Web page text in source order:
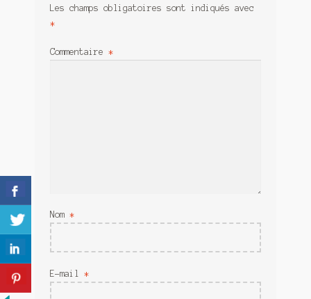
Mes romans
Sans retour
Sauver ou périr
Une baffe et ça repart
Les champs obligatoires sont indiqués avec
*
Commentaire *
Nom *
E-mail *